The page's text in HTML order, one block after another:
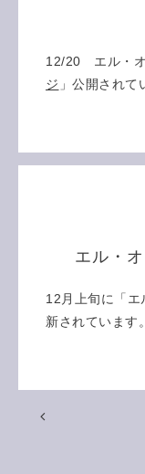
12/20 エル・オ
ジ 」公開されて
エル・
12月上旬に「エ
新されています。